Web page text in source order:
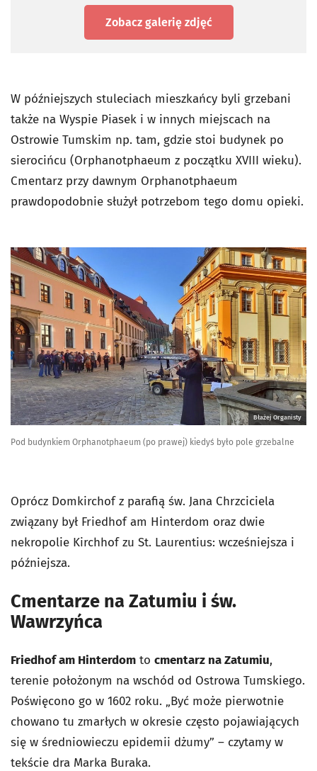
Zobacz galerię zdjęć
W późniejszych stuleciach mieszkańcy byli grzebani
także na Wyspie Piasek i w innych miejscach na
Ostrowie Tumskim np. tam, gdzie stoi budynek po
sierocińcu (Orphanotphaeum z początku XVIII wieku).
Cmentarz przy dawnym Orphanotphaeum
prawdopodobnie służył potrzebom tego domu opieki.
Błażej Organisty
Pod budynkiem Orphanotphaeum (po prawej) kiedyś było pole grzebalne
Oprócz Domkirchof z parafią św. Jana Chrzciciela
związany był Friedhof am Hinterdom oraz dwie
nekropolie Kirchhof zu St. Laurentius: wcześniejsza i
późniejsza.
Cmentarze na Zatumiu i św.
Wawrzyńca
Friedhof am Hinterdom to cmentarz na Zatumiu,
terenie położonym na wschód od Ostrowa Tumskiego.
Poświęcono go w 1602 roku. „Być może pierwotnie
chowano tu zmarłych w okresie często pojawiających
się w średniowieczu epidemii dżumy” – czytamy w
tekście dra Marka Buraka.